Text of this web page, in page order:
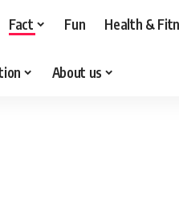
Fact Fun Health &
About us